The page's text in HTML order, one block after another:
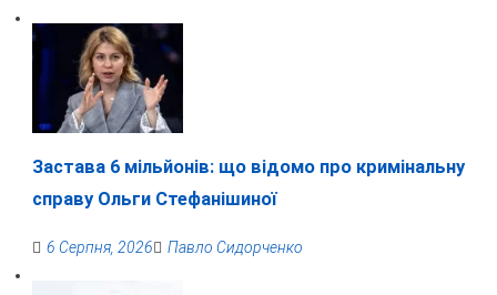
Застава 6 мільйонів: що відомо про кримінальну
справу Ольги Стефанішиної
6 Серпня, 2026 Павло Сидорченко